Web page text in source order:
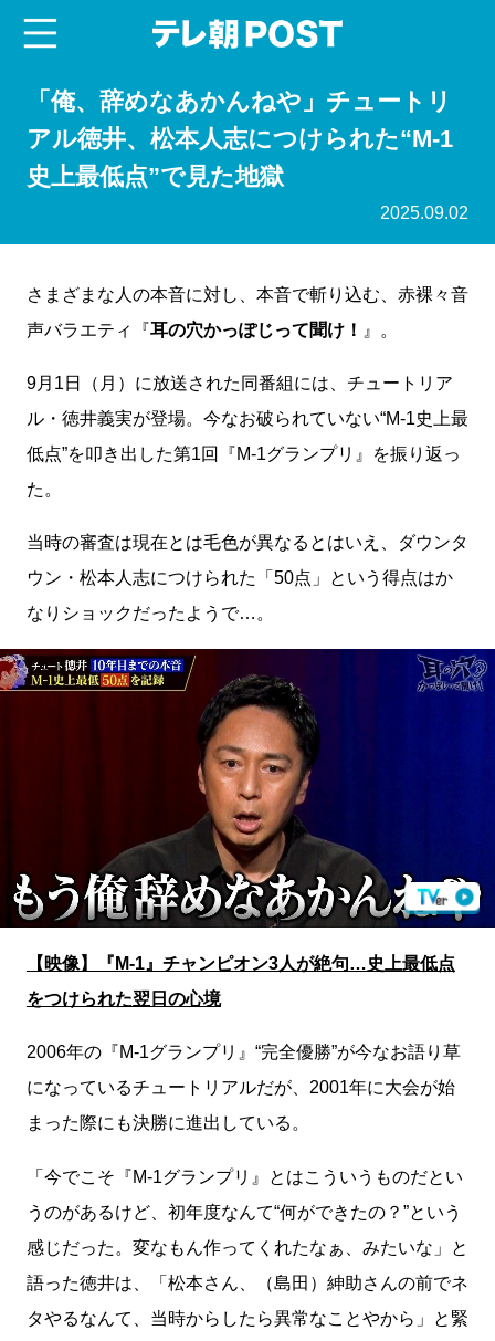
「俺、辞めなあかんねや」チュートリ
アル徳井、松本人志につけられた“M-1
史上最低点”で見た地獄
2025.09.02
さまざまな人の本音に対し、本音で斬り込む、赤裸々音
声バラエティ『耳の穴かっぽじって聞け！ 』。
9月1日（月）に放送された同番組には、チュートリア
ル・徳井義実が登場。今なお破られていない“M-1史上最
低点”を叩き出した第1回『M-1グランプリ』を振り返っ
た。
当時の審査は現在とは毛色が異なるとはいえ、ダウンタ
ウン・松本人志につけられた「50点」という得点はか
なりショックだったようで…。
【映像】『M-1』チャンピオン3人が絶句…史上最低点
をつけられた翌日の心境
2006年の『M-1グランプリ』“完全優勝”が今なお語り草
になっているチュートリアルだが、2001年に大会が始
まった際にも決勝に進出している。
「今でこそ『M-1グランプリ』とはこういうものだとい
うのがあるけど、初年度なんて“何ができたの？”という
感じだった。変なもん作ってくれたなぁ、みたいな」と
語った徳井は、「松本さん、（島田）紳助さんの前でネ
タやるなんて、当時からしたら異常なことやから」と緊